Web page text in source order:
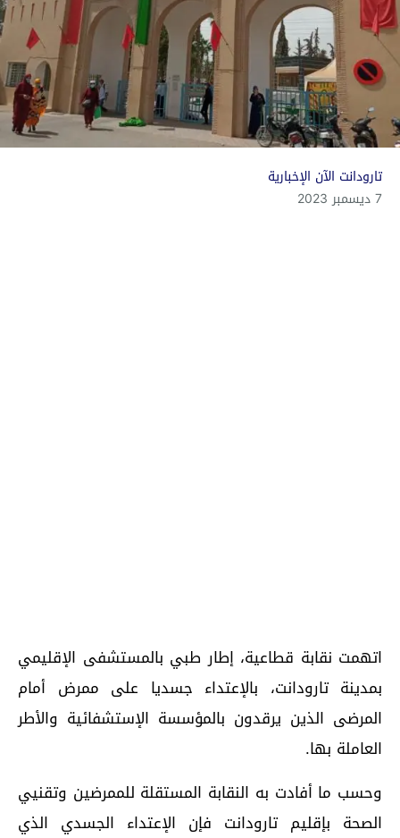
تارودانت الآن الإخبارية
7 ديسمبر 2023
اتهمت نقابة قطاعية، إطار طبي بالمستشفى الإقليمي
بمدينة تارودانت، بالإعتداء جسديا على ممرض أمام
المرضى الذين يرقدون بالمؤسسة الإستشفائية والأطر
العاملة بها.
وحسب ما أفادت به النقابة المستقلة للممرضين وتقنيي
الصحة بإقليم تارودانت فإن الإعتداء الجسدي الذي